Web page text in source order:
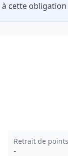
cette
Retrait de points
-